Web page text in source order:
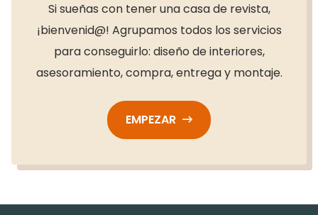
Si sueñas con tener una casa de revista,
¡bienvenid@! Agrupamos todos los servicios
para conseguirlo: diseño de interiores,
asesoramiento, compra, entrega y montaje.
EMPEZAR